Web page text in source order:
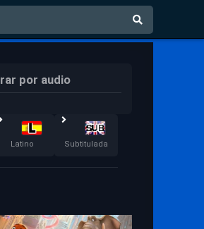
por audio
Latino Subtitulada